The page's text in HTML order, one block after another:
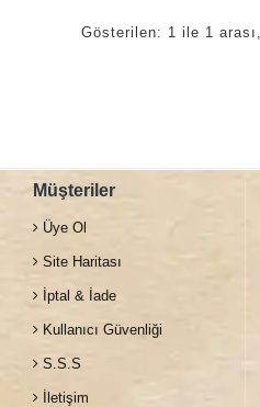
Gösterilen: 1 ile 1
Müşteriler
Üye Ol
Site Haritası
İptal & İade
Kullanıcı Güvenliği
S.S.S
İletişim